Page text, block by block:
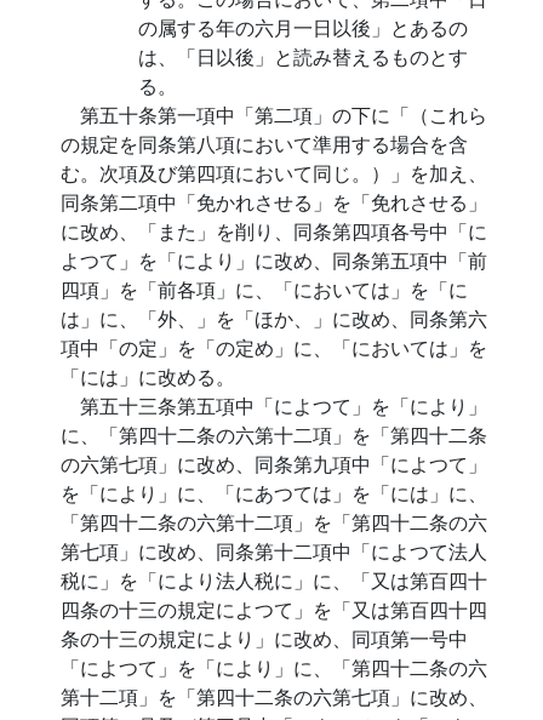
の属する年の六月一日以後」とあるの
は、「日以後」と読み替えるものとす
る。
第五十条第一項中「第二項」の下に「（これら
の規定を同条第八項において準用する場合を含
む。次項及び第四項において同じ。）」を加え、
同条第二項中「免かれさせる」を「免れさせる」
に改め、「また」を削り、同条第四項各号中「に
よつて」を「により」に改め、同条第五項中「前
四項」を「前各項」に、「においては」を「に
は」に、「外、」を「ほか、」に改め、同条第六
項中「の定」を「の定め」に、「においては」を
「には」に改める。
第五十三条第五項中「によつて」を「により」
に、「第四十二条の六第十二項」を「第四十二条
の六第七項」に改め、同条第九項中「によつて」
を「により」に、「にあつては」を「には」に、
「第四十二条の六第十二項」を「第四十二条の六
第七項」に改め、同条第十二項中「によつて法人
税に」を「により法人税に」に、「又は第百四十
四条の十三の規定によつて」を「又は第百四十四
条の十三の規定により」に改め、同項第一号中
「によつて」を「により」に、「第四十二条の六
第十二項」を「第四十二条の六第七項」に改め、